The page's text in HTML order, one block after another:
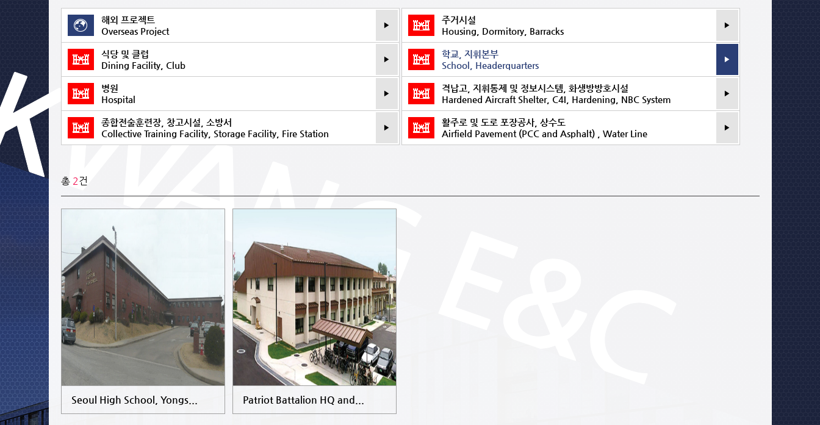
해외 프로젝트
Overseas Project
주거시설
Housing, Dormitory, Barracks
식당 및 클럽
Dining Facility, Club
학교, 지휘본부
School, Headerquarters
병원
Hospital
격납고, 지휘통제 및 정보시스템, 화생방방호시설
Hardened Aircraft Shelter, C4I, Hardening, NBC System
종합전술훈련장, 창고시설, 소방서
Collective Training Facility, Storage Facility, Fire Station
활주로 및 도로 포장공사, 상수도
Airfield Pavement (PCC and Asphalt) , Water Line
총 2건
Seoul High School, Yongs... Patriot Battalion HQ and...